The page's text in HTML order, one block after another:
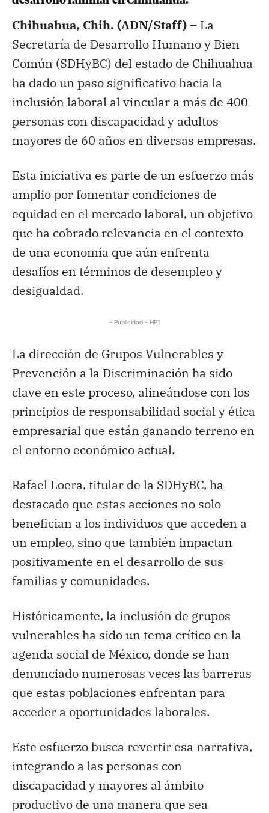
Chihuahua, Chih. (ADN/Staff) – La
Secretaría de Desarrollo Humano y Bien
Común (SDHyBC) del estado de Chihuahua
ha dado un paso significativo hacia la
inclusión laboral al vincular a más de 400
personas con discapacidad y adultos
mayores de 60 años en diversas empresas.
Esta iniciativa es parte de un esfuerzo más
amplio por fomentar condiciones de
equidad en el mercado laboral, un objetivo
que ha cobrado relevancia en el contexto
de una economía que aún enfrenta
desafíos en términos de desempleo y
desigualdad.
- Publicidad - HP1
La dirección de Grupos Vulnerables y
Prevención a la Discriminación ha sido
clave en este proceso, alineándose con los
principios de responsabilidad social y ética
empresarial que están ganando terreno en
el entorno económico actual.
Rafael Loera, titular de la SDHyBC, ha
destacado que estas acciones no solo
benefician a los individuos que acceden a
un empleo, sino que también impactan
positivamente en el desarrollo de sus
familias y comunidades.
Históricamente, la inclusión de grupos
vulnerables ha sido un tema crítico en la
agenda social de México, donde se han
denunciado numerosas veces las barreras
que estas poblaciones enfrentan para
acceder a oportunidades laborales.
Este esfuerzo busca revertir esa narrativa,
integrando a las personas con
discapacidad y mayores al ámbito
productivo de una manera que sea